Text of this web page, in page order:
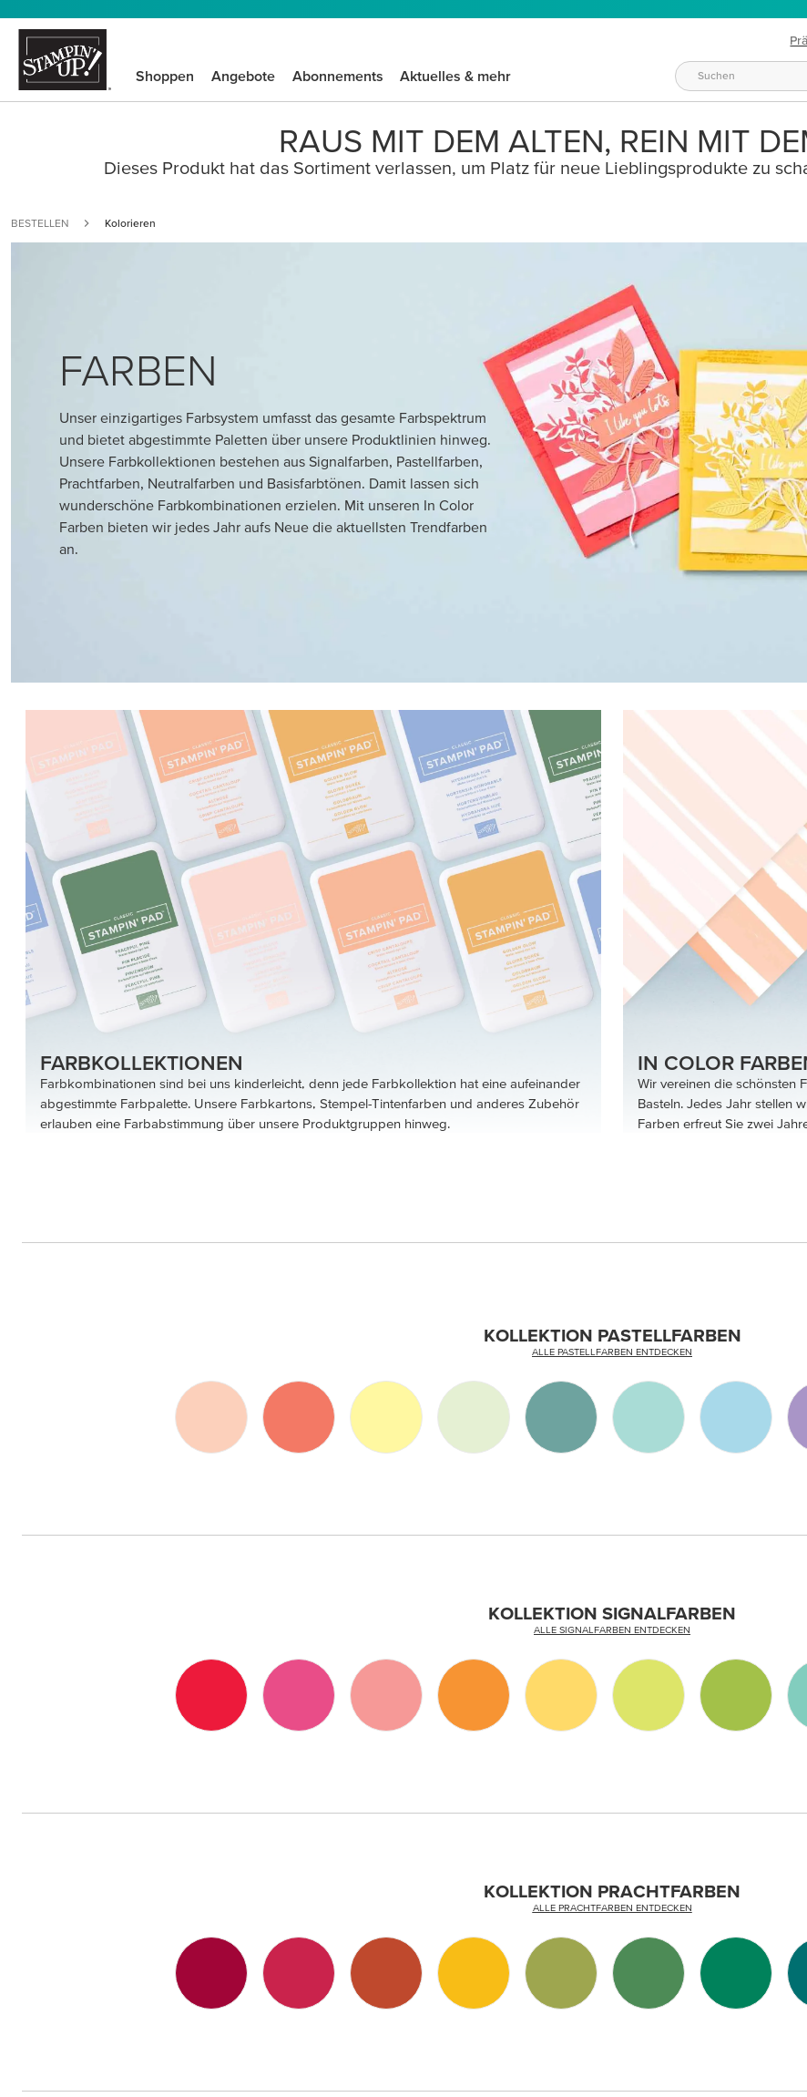
Shoppen Angebote Abonnements Aktuelles & mehr
RAUS MIT DEM ALTEN, REIN MIT
Dieses Produkt hat das Sortiment verlassen, um Platz für neue Lieblingsprodukte zu
BESTELLEN Kolorieren
FARBEN
Unser einzigartiges Farbsystem umfasst das gesamte Farbspektrum
und bietet abgestimmte Paletten über unsere Produktlinien hinweg.
Unsere Farbkollektionen bestehen aus Signalfarben, Pastellfarben,
Prachtfarben, Neutralfarben und Basisfarbtönen. Damit lassen sich
wunderschöne Farbkombinationen erzielen. Mit unseren In Color
Farben bieten wir jedes Jahr aufs Neue die aktuellsten Trendfarben
an.
FARBKOLLEKTIONEN
Farbkombinationen sind bei uns kinderleicht, denn jede Farbkollektion hat eine aufeinander
abgestimmte Farbpalette. Unsere Farbkartons, Stempel-Tintenfarben und anderes Zubehör
erlauben eine Farbabstimmung über unsere Produktgruppen hinweg.
IN COLOR
Wir vereinen die schönsten
Basteln. Jedes Jahr stellen
Farben erfreut Sie zwei
KOLLEKTION PASTELLFARBEN
ALLE PASTELLFARBEN ENTDECKEN
KOLLEKTION SIGNALFARBEN
ALLE SIGNALFARBEN ENTDECKEN
KOLLEKTION PRACHTFARBEN
ALLE PRACHTFARBEN ENTDECKEN